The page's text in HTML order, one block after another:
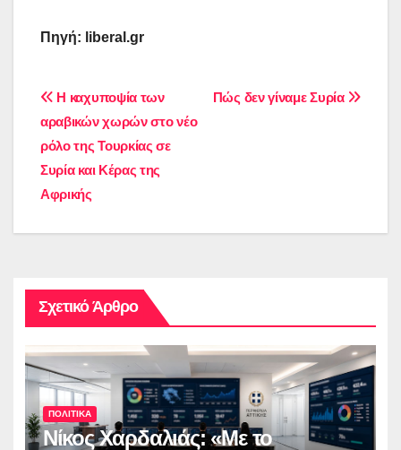
Πηγή: liberal .gr
Πλοήγηση
άρθρων
Πώς δεν γίναμε Συρία
Η καχυποψία των
αραβικών χωρών στο νέο
ρόλο της Τουρκίας σε
Συρία και Κέρας της
Αφρικής
Σχετικό Άρθρο
ΠΟΛΙΤΙΚΑ
Νίκος Χαρδαλιάς: «Με το